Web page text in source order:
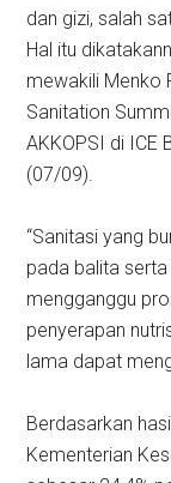
dan gizi, salah
Hal itu
mewakili Menko
Sanitation
AKKOPSI di ICE
(07/09).
“Sanitasi yang
pada balita
mengganggu
penyerapan
lama dapat
Berdasarkan
Kementerian